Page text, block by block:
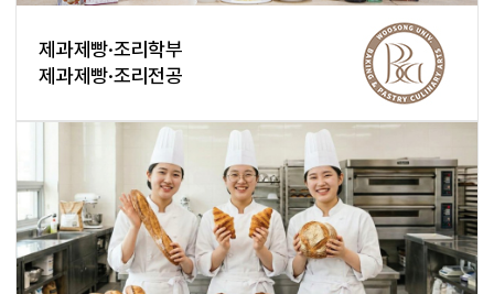
제과제빵·조리학부
제과제빵·조리전공